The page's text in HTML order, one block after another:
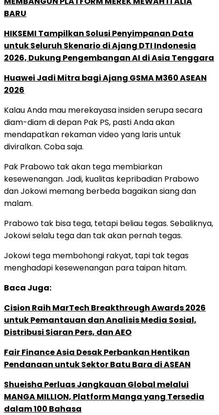
BARU
HIKSEMI Tampilkan Solusi Penyimpanan Data
untuk Seluruh Skenario di Ajang DTI Indonesia
2026, Dukung Pengembangan AI di Asia Tenggara
Huawei Jadi Mitra bagi Ajang GSMA M360 ASEAN
2026
Kalau Anda mau merekayasa insiden serupa secara
diam-diam di depan Pak PS, pasti Anda akan
mendapatkan rekaman video yang laris untuk
diviralkan. Coba saja.
Pak Prabowo tak akan tega membiarkan
kesewenangan. Jadi, kualitas kepribadian Prabowo
dan Jokowi memang berbeda bagaikan siang dan
malam.
Prabowo tak bisa tega, tetapi beliau tegas. Sebaliknya,
Jokowi selalu tega dan tak akan pernah tegas.
Jokowi tega membohongi rakyat, tapi tak tegas
menghadapi kesewenangan para taipan hitam.
Baca Juga:
Cision Raih MarTech Breakthrough Awards 2026
untuk Pemantauan dan Analisis Media Sosial,
Distribusi Siaran Pers, dan AEO
Fair Finance Asia Desak Perbankan Hentikan
Pendanaan untuk Sektor Batu Bara di ASEAN
Shueisha Perluas Jangkauan Global melalui
MANGA MILLION, Platform Manga yang Tersedia
dalam 100 Bahasa